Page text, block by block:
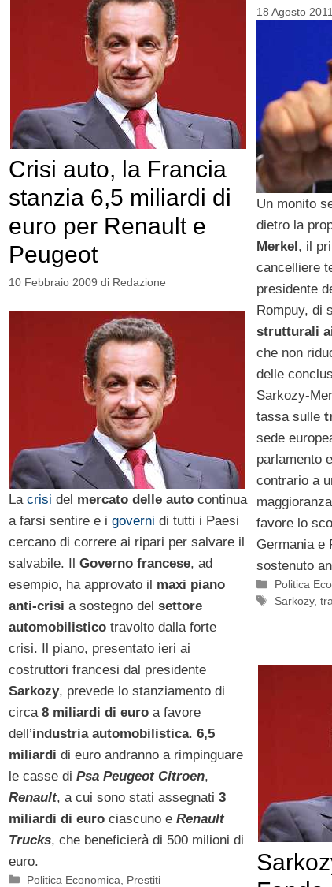
18 Agosto 2011
Un monito
dietro la
Merkel, il
cancelliere
presidente
Rompuy, di
strutturali
che non
delle
Sarkozy-
tassa sulle
sede
parlamento
contrario a
favore lo
Germania e
sostenuto
Categorie
Politica
Tag
Sarkozy,
Crisi auto, la Francia
stanzia 6,5 miliardi di
euro per Renault e
Peugeot
10 Febbraio 2009 di Redazione
La crisi del mercato delle autocontinua
a farsi sentire e i governi di tutti i Paesi
cercano di correre ai ripari per salvare il
salvabile. Il Governo francese, ad
esempio, ha approvato il maxi piano
anti-crisi a sostegno del settore
automobilisticotravolto dalla forte
crisi. Il piano, presentato ieri ai
costruttori francesi dal presidente
Sarkozy, prevede lo stanziamento di
circa 8 miliardi di euro a favore
dell’industria automobilistica. 6,5
miliardi di euro andranno a rimpinguare
le casse di Psa Peugeot Citroen,
Renault, a cui sono stati assegnati 3
miliardi di euro ciascuno e Renault
Trucks, che beneficierà di 500 milioni di
euro.
Categorie
Politica Economica
Prestiti